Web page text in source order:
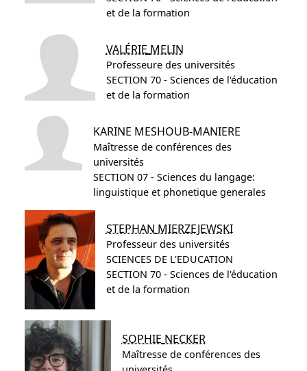
et de la formation
VALÉRIE MELIN
Professeure des universités
SECTION 70 - Sciences de l'éducation
et de la formation
KARINE MESHOUB-MANIERE
Maîtresse de conférences des
universités
SECTION 07 - Sciences du langage:
linguistique et phonetique generales
STEPHAN MIERZEJEWSKI
Professeur des universités
SCIENCES DE L'EDUCATION
SECTION 70 - Sciences de l'éducation
et de la formation
SOPHIE NECKER
Maîtresse de conférences des